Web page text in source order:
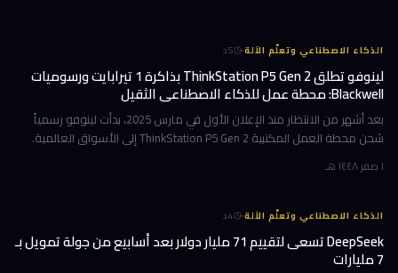
الذكاء الاصطناعي وتعلّم الآلة·
5د
لينوفو تطلق ThinkStation P5 Gen 2 بذاكرة 1 تيرابايت ورسوميات
Blackwell: محطة عمل للذكاء الاصطناعي الثقيل
بعد أشهر من الانتظار منذ الإعلان الأول في مارس 2025، بدأت لينوفو رسمياً
شحن محطة العمل المكتبية ThinkStation P5 Gen 2 إلى الأسواق العالمية.
١ صفر ١٤٤٨ هـ
الذكاء الاصطناعي وتعلّم الآلة·
4د
DeepSeek تسعى لتقييم 71 مليار دولار بعد أسابيع من جولة تمويل بـ
7 مليارات